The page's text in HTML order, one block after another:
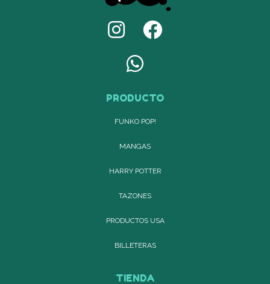
PRODUCTO
FUNKO POP!
MANGAS
HARRY POTTER
TAZONES
PRODUCTOS USA
BILLETERAS
TIENDA